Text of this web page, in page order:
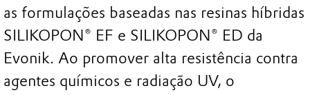
as formulações baseadas nas resinas híbridas
SILIKOPON® EF e SILIKOPON® ED da
Evonik. Ao promover alta resistência contra
agentes químicos e radiação UV, o